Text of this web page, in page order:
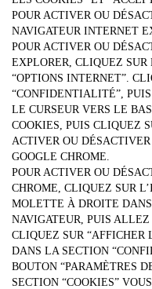
POUR ACTIVER OU
NAVIGATEUR INTERNET
POUR ACTIVER OU
EXPLORER, CLIQUEZ SUR
“OPTIONS INTERNET”.
“CONFIDENTIALITÉ”,
LE CURSEUR VERS LE
COOKIES, PUIS CLIQUEZ
ACTIVER OU
GOOGLE CHROME.
POUR ACTIVER OU
CHROME, CLIQUEZ SUR
MOLETTE À DROITE
NAVIGATEUR, PUIS
CLIQUEZ SUR “AFFICHER
DANS LA SECTION
BOUTON “PARAMÈTRES
SECTION “COOKIES”